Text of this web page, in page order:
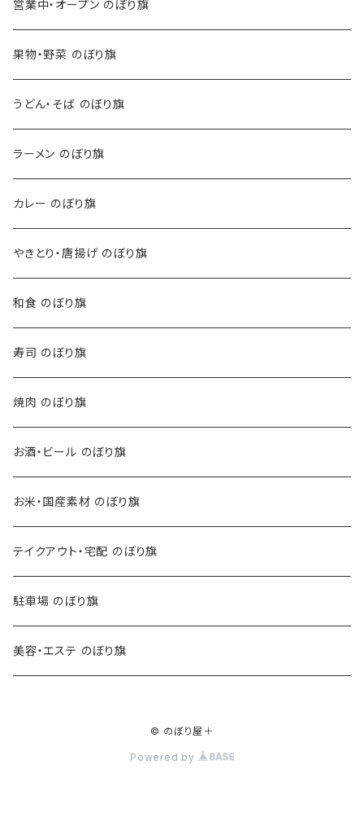
営業中・オープン のぼり旗
果物・野菜 のぼり旗
うどん・そば のぼり旗
ラーメン のぼり旗
カレー のぼり旗
やきとり・唐揚げ のぼり旗
和食 のぼり旗
寿司 のぼり旗
焼肉 のぼり旗
お酒・ビール のぼり旗
お米・国産素材 のぼり旗
テイクアウト・宅配 のぼり旗
駐車場 のぼり旗
美容・エステ のぼり旗
© のぼり屋＋
Powered by